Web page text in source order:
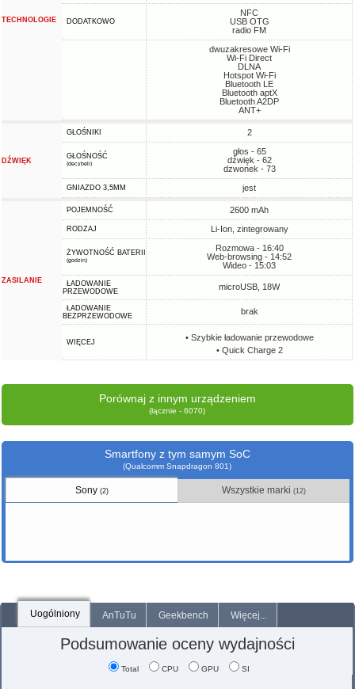
TECHNOLOGIE DODATKOWO
NFC
USB OTG
radio FM
dwuzakresowe Wi-Fi
Wi-Fi Direct
DLNA
Hotspot Wi-Fi
Bluetooth LE
Bluetooth aptX
Bluetooth A2DP
ANT+
DŹWIĘK
GŁOŚNIKI 2
GŁOŚNOŚĆ
(decybeli)
głos - 65
dźwięk - 62
dzwonek - 73
GNIAZDO 3,5MM jest
ZASILANIE
POJEMNOŚĆ 2600 mAh
RODZAJ Li-Ion, zintegrowany
ŻYWOTNOŚĆ BATERII
(godzin)
Rozmowa - 16:40
Web-browsing - 14:52
Wideo - 15:03
ŁADOWANIE
PRZEWODOWE
microUSB, 18W
ŁADOWANIE
BEZPRZEWODOWE
brak
WIĘCEJ
• Szybkie ładowanie przewodowe
• Quick Charge 2
Porównaj z innym urządzeniem
(łącznie - 6070)
Smartfony z tym samym SoC
(Qualcomm Snapdragon 801)
Sony (2) Wszystkie marki (12)
Uogólniony AnTuTu Geekbench Więcej...
Podsumowanie oceny wydajności
Total CPU GPU SI